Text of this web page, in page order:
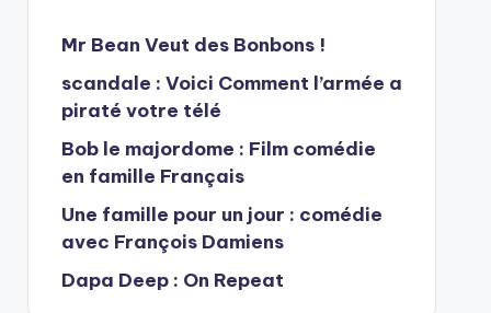
Mr Bean Veut des Bonbons !
scandale : Voici Comment l’armée a
piraté votre télé
Bob le majordome : Film comédie
en famille Français
Une famille pour un jour : comédie
avec François Damiens
Dapa Deep : On Repeat